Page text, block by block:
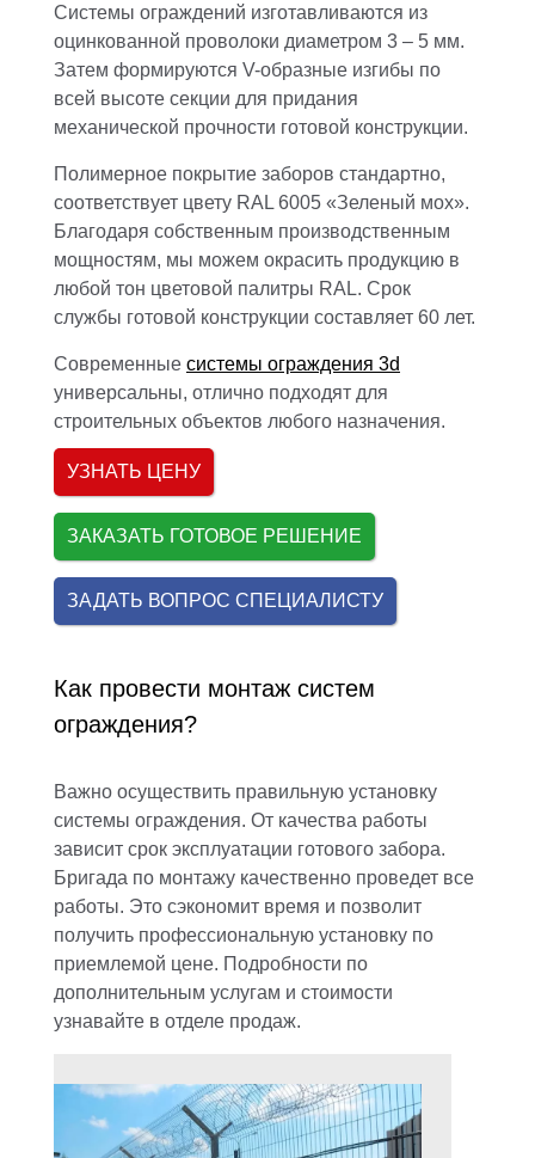
Системы ограждений изготавливаются из
оцинкованной проволоки диаметром 3 – 5 мм.
Затем формируются V-образные изгибы по
всей высоте секции для придания
механической прочности готовой конструкции.
Полимерное покрытие заборов стандартно,
соответствует цвету RAL 6005 «Зеленый мох».
Благодаря собственным производственным
мощностям, мы можем окрасить продукцию в
любой тон цветовой палитры RAL. Срок
службы готовой конструкции составляет 60 лет.
Современные системы ограждения 3d
универсальны, отлично подходят для
строительных объектов любого назначения.
УЗНАТЬ ЦЕНУ
ЗАКАЗАТЬ ГОТОВОЕ РЕШЕНИЕ
ЗАДАТЬ ВОПРОС СПЕЦИАЛИСТУ
Как провести монтаж систем
ограждения?
Важно осуществить правильную установку
системы ограждения. От качества работы
зависит срок эксплуатации готового забора.
Бригада по монтажу качественно проведет все
работы. Это сэкономит время и позволит
получить профессиональную установку по
приемлемой цене. Подробности по
дополнительным услугам и стоимости
узнавайте в отделе продаж.